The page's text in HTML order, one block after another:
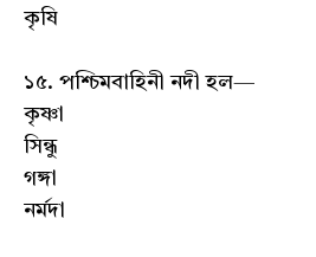
কৃষি
১৫. পশ্চিমবাহিনী নদী হল—
কৃষ্ণা
সিন্ধু
গঙ্গা
নর্মদা